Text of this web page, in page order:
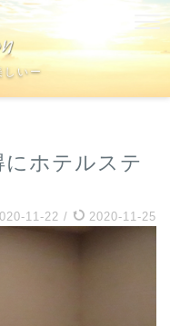
しいー
にホテルステ
11-22 / 2020-11-25